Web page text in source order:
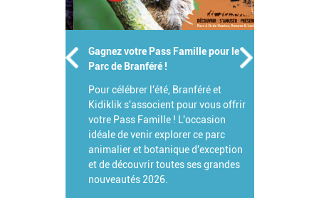
Gagnez votre Pass Famille pour le
Parc de Branféré !
Pour célébrer l'été, Branféré et
Kidiklik s'associent pour vous offrir
votre Pass Famille ! L'occasion
idéale de venir explorer ce parc
animalier et botanique d'exception
et de découvrir toutes ses grandes
nouveautés 2026.